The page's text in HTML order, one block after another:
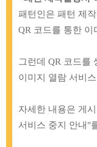
패턴인은 패턴 제
QR 코드를 통한
그런데 QR 코드를
이미지 열람 서비
자세한 내용은 게
서비스 중지 안내"